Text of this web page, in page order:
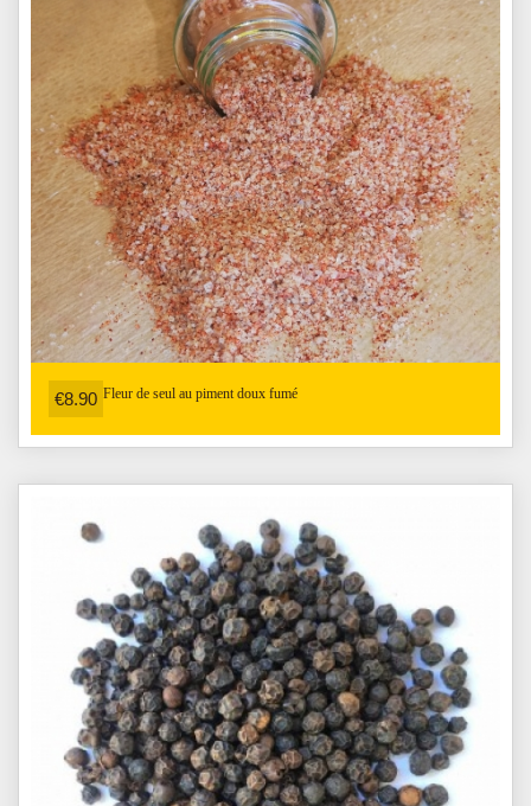
€8.90 Fleur de seul au piment doux fumé